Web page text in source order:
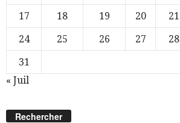
17
18 19 20 21
24
25 26 27 28
31
« Juil
Rechercher